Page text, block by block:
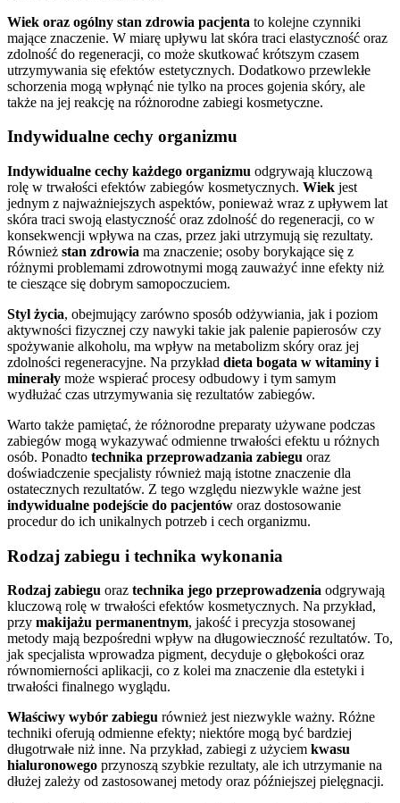
Wiek oraz ogólny stan zdrowia pacjenta to kolejne czynniki
mające znaczenie. W miarę upływu lat skóra traci elastyczność oraz
zdolność do regeneracji, co może skutkować krótszym czasem
utrzymywania się efektów estetycznych. Dodatkowo przewlekłe
schorzenia mogą wpłynąć nie tylko na proces gojenia skóry, ale
także na jej reakcję na różnorodne zabiegi kosmetyczne.
Indywidualne cechy organizmu
Indywidualne cechy każdego organizmu odgrywają kluczową
rolę w trwałości efektów zabiegów kosmetycznych. Wiek jest
jednym z najważniejszych aspektów, ponieważ wraz z upływem lat
skóra traci swoją elastyczność oraz zdolność do regeneracji, co w
konsekwencji wpływa na czas, przez jaki utrzymują się rezultaty.
Również stan zdrowia ma znaczenie; osoby borykające się z
różnymi problemami zdrowotnymi mogą zauważyć inne efekty niż
te cieszące się dobrym samopoczuciem.
Styl życia, obejmujący zarówno sposób odżywiania, jak i poziom
aktywności fizycznej czy nawyki takie jak palenie papierosów czy
spożywanie alkoholu, ma wpływ na metabolizm skóry oraz jej
zdolności regeneracyjne. Na przykład dieta bogata w witaminy i
minerały może wspierać procesy odbudowy i tym samym
wydłużać czas utrzymywania się rezultatów zabiegów.
Warto także pamiętać, że różnorodne preparaty używane podczas
zabiegów mogą wykazywać odmienne trwałości efektu u różnych
osób. Ponadto technika przeprowadzania zabiegu oraz
doświadczenie specjalisty również mają istotne znaczenie dla
ostatecznych rezultatów. Z tego względu niezwykle ważne jest
indywidualne podejście do pacjentów oraz dostosowanie
procedur do ich unikalnych potrzeb i cech organizmu.
Rodzaj zabiegu i technika wykonania
Rodzaj zabiegu oraz technika jego przeprowadzenia odgrywają
kluczową rolę w trwałości efektów kosmetycznych. Na przykład,
przy makijażu permanentnym, jakość i precyzja stosowanej
metody mają bezpośredni wpływ na długowieczność rezultatów. To,
jak specjalista wprowadza pigment, decyduje o głębokości oraz
równomierności aplikacji, co z kolei ma znaczenie dla estetyki i
trwałości finalnego wyglądu.
Właściwy wybór zabiegu również jest niezwykle ważny. Różne
techniki oferują odmienne efekty; niektóre mogą być bardziej
długotrwałe niż inne. Na przykład, zabiegi z użyciem kwasu
hialuronowego przynoszą szybkie rezultaty, ale ich utrzymanie na
dłużej zależy od zastosowanej metody oraz późniejszej pielęgnacji.